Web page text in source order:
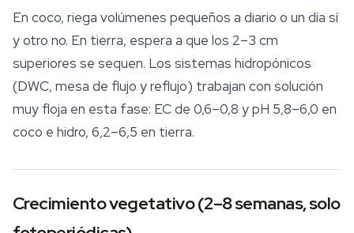
En coco, riega volúmenes pequeños a diario o un día sí
y otro no. En tierra, espera a que los 2–3 cm
superiores se sequen. Los sistemas hidropónicos
(DWC, mesa de flujo y reflujo) trabajan con solución
muy floja en esta fase: EC de 0,6–0,8 y pH 5,8–6,0 en
coco e hidro, 6,2–6,5 en tierra.
Crecimiento vegetativo (2–8 semanas, solo